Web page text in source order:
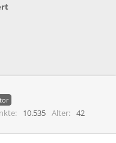
10.535 Alter
42